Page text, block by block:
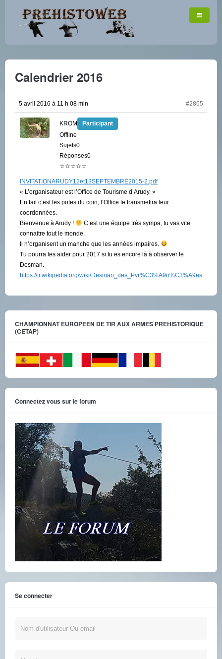
Calendrier 2016
5 avril 2016 à 11 h 08 min #2865
KROM
Participant
Offline
Sujets0
Réponses0
☆☆☆☆☆
INVITATIONARUDY12et13SEPTEMBRE2015-2.pdf
« L’organisateur est l’Office de Tourisme d’Arudy. »
En fait c’est les potes du coin, l’Office te transmettra leur
coordonnées.
Bienvenue à Arudy !
C’est une équipe très sympa, tu vas vite
connaitre tout le monde.
Il n’organisent un manche que les années impaires.
Tu pourra les aider pour 2017 si tu es encore là à observer le
Desman.
https://fr.wikipedia.org/wiki/Desman_des_Pyr%C3%A9n%C3%A9es
CHAMPIONNAT EUROPEEN DE TIR AUX ARMES PREHISTORIQUE
(CETAP)
Connectez vous sur le forum
Se connecter